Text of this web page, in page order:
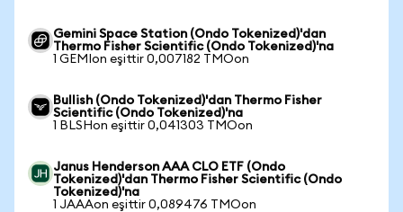
Gemini Space Station (Ondo Tokenized)'dan
Thermo Fisher Scientific (Ondo Tokenized)'na
1 GEMIon eşittir 0,007182 TMOon
Bullish (Ondo Tokenized)'dan Thermo Fisher
Scientific (Ondo Tokenized)'na
1 BLSHon eşittir 0,041303 TMOon
Janus Henderson AAA CLO ETF (Ondo
Tokenized)'dan Thermo Fisher Scientific (Ondo
Tokenized)'na
1 JAAAon eşittir 0,089476 TMOon